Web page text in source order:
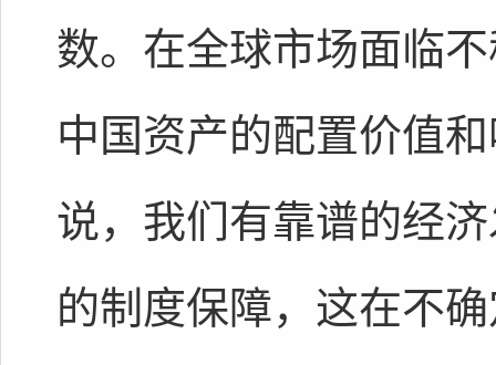
数。在全球市场面临
中国资产的配置价值
说，我们有靠谱的经
的制度保障，这在不